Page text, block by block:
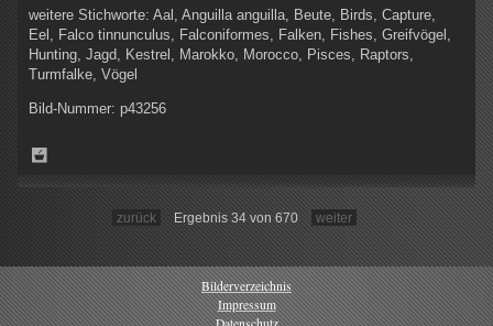
weitere Stichworte: Aal, Anguilla anguilla, Beute, Birds, Capture,
Eel, Falco tinnunculus, Falconiformes, Falken, Fishes, Greifvögel,
Hunting, Jagd, Kestrel, Marokko, Morocco, Pisces, Raptors,
Turmfalke, Vögel
Bild-Nummer: p43256
zurück Ergebnis 34 von 670 weiter
Bilderverzeichnis
Impressum